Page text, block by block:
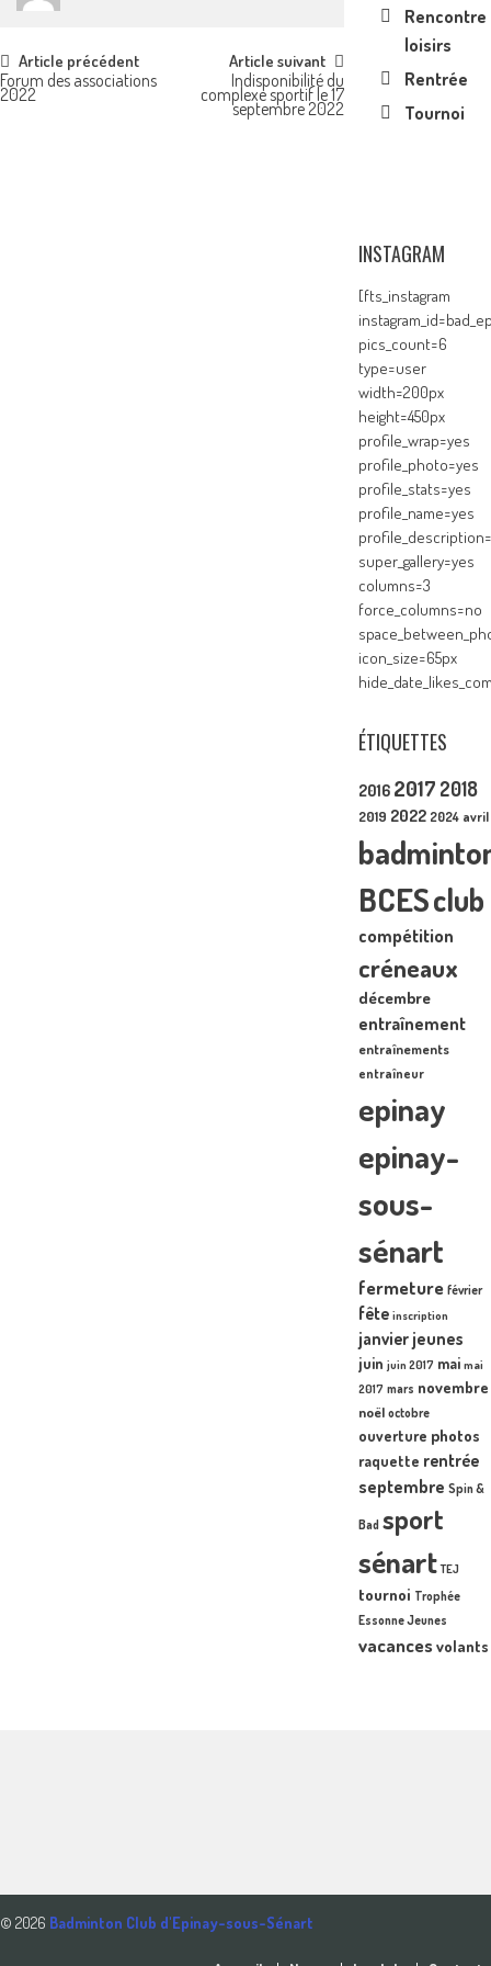
Post
navigation
Article précédent
Forum des associations
2022
Article suivant
Indisponibilité du
complexe sportif le 17
septembre 2022
Rencontre
loisirs
Rentrée
Tournoi
INSTAGRAM
[fts_instagram
pics_count=6
type=user
width=200px
height=450px
profile_wrap=yes
profile_photo=yes
profile_stats=yes
profile_name=yes
super_gallery=yes
columns=3
force_columns=no
icon_size=65px
ÉTIQUETTES
2016 2017 2018
2019 2022 2024 avril
BCESclub
compétition
créneaux
décembre
entraînement
entraînements
entraîneur
epinay
epinay-
sous-
sénart
fermeture février
fête inscription
janvier jeunes
juin juin 2017 mai mai
2017 mars novembre
noël octobre
ouverture photos
raquette rentrée
septembre Spin &
Bad sport
sénart TEJ
tournoi Trophée
Essonne Jeunes
vacancesvolants
© 2026 Badminton Club d'Epinay-sous-Sénart